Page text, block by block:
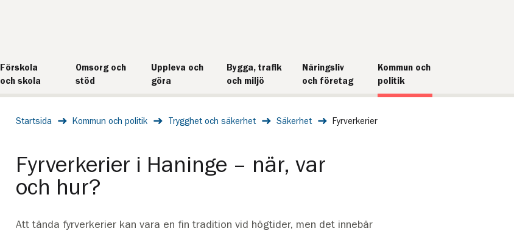
Förskola
och skola
Omsorg och
stöd
Uppleva och
göra
Bygga, trafik
och miljö
Näringsliv
och företag
Kommun och
politik
Startsida Kommun och politik Trygghet och säkerhet Säkerhet Fyrverkerier
Fyrverkerier i Haninge – när, var
och hur?
Att tända fyrverkerier kan vara en fin tradition vid högtider, men det innebär